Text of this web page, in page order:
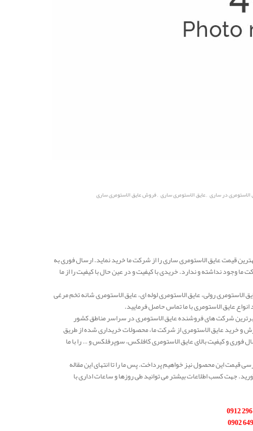
الاستومری در ساری ,عایق الاستومری ساری ,فروش عایق الاستومری ساری
قیمت عایق الاستومری ساری را از شرکت ما خرید نماید. ارسال فوری به
وجود نداشته و ندارد. خریدی با کیفیت و در عین حال با کیفیت را از ما
رولی، عایق الاستومری لوله ای، عایق الاستومری شانه تخم مرغی
عایق الاستومری با ما تماس حاصل فرمایید.
این یک دهه یکی از معتبرترین شرکت های فروشنده عایق الاستومری در سراسر مناطق کشور
و خرید عایق الاستومری از شرکت ما، محصولات خریداری شده از طریق
و کیفیت بالای عایق الاستومری کافلکس، سوپرفلکس و … را با ما
این محصول نیز خواهیم پرداخت. پس ما را تا انتهای این مقاله
جهت کسب اطلاعات بیشتر می توانید طی روزها و ساعات اداری با